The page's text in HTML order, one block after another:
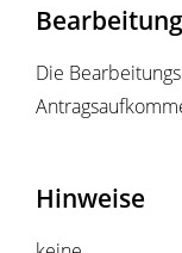
Die
Hinweise